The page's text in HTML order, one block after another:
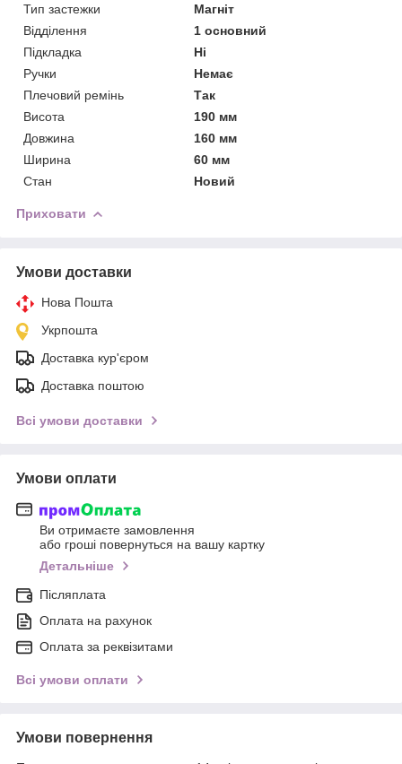
Тип застежки
Магніт
Відділення
1 основний
Підкладка
Ні
Ручки
Немає
Плечовий ремінь
Так
Висота
190 мм
Довжина
160 мм
Ширина
60 мм
Стан
Новий
Приховати
Умови доставки
Нова Пошта
Укрпошта
Доставка кур'єром
Доставка поштою
Всі умови доставки
Умови оплати
Ви отримаєте замовлення
або гроші повернуться на вашу картку
Детальніше
Післяплата
Оплата на рахунок
Оплата за реквізитами
Всі умови оплати
Умови повернення